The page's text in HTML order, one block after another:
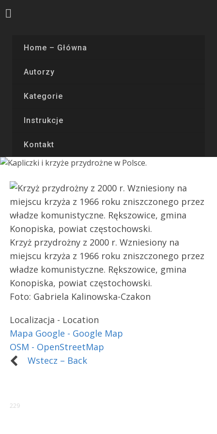
Home – Główna
Autorzy
Kategorie
Instrukcje
Kontakt
Krzyż przydrożny z 2000 r. Wzniesiony na
miejscu krzyża z 1966 roku zniszczonego przez
władze komunistyczne. Rększowice, gmina
Konopiska, powiat częstochowski.
Foto: Gabriela Kalinowska-Czakon
Localizacja - Location
Mapa Google - Google Map
OSM - OpenStreetMap
Wstecz – Back
229